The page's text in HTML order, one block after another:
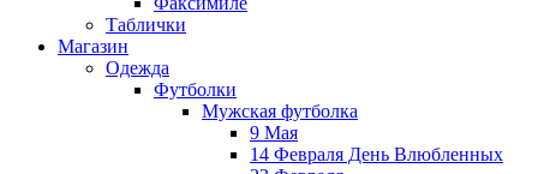
Таблички
Магазин
Одежда
Футболки
Мужская футболка
9 Мая
14 Февраля День Влюбленных